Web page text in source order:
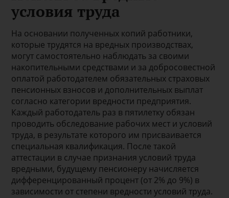
условия труда
На основании полученных копий работники,
которые трудятся на вредных производствах,
могут самостоятельно наблюдать за своими
накопительными средствами и за добросовестной
оплатой работодателем обязательных страховых
пенсионных взносов и дополнительных выплат
согласно категории вредности предприятия.
Каждый работодатель раз в пятилетку обязан
проводить обследование рабочих мест и условий
труда, в результате которого им присваивается
специальная квалификация. После такой
аттестации в случае признания условий труда
вредными, будущему пенсионеру начисляется
дифференцированный процент (от 2% до 9%) в
зависимости от степени вредности условий труда.